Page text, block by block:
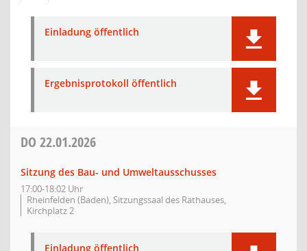
Einladung öffentlich
Ergebnisprotokoll öffentlich
DO 22.01.2026
Sitzung des Bau- und Umweltausschusses
17:00-18:02 Uhr
Rheinfelden (Baden), Sitzungssaal des Rathauses,
Kirchplatz 2
Einladung öffentlich